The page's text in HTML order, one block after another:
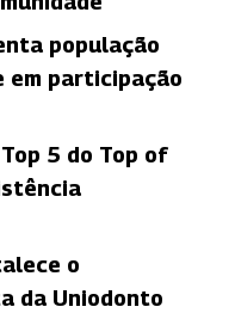
população
em participação
5 do Top of
o
da Uniodonto